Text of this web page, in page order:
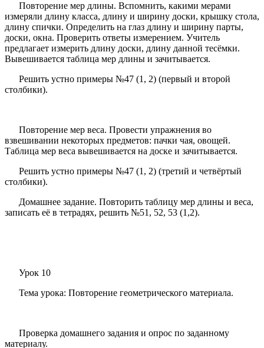
Повторение мер длины. Вспомнить, какими мерами
измеряли длину класса, длину и ширину доски, крышку стола,
длину спички. Определить на глаз длину и ширину парты,
доски, окна. Проверить ответы измерением. Учитель
предлагает измерить длину доски, длину данной тесёмки.
Вывешивается таблица мер длины и зачитывается.
Решить устно примеры №47 (1, 2) (первый и второй
столбики).
Повторение мер веса. Провести упражнения во
взвешивании некоторых предметов: пачки чая, овощей.
Таблица мер веса вывешивается на доске и зачитывается.
Решить устно примеры №47 (1, 2) (третий и четвёртый
столбики).
Домашнее задание. Повторить таблицу мер длины и веса,
записать её в тетрадях, решить №51, 52, 53 (1,2).
Урок 10
Тема урока: Повторение геометрического материала.
Проверка домашнего задания и опрос по заданному
материалу.